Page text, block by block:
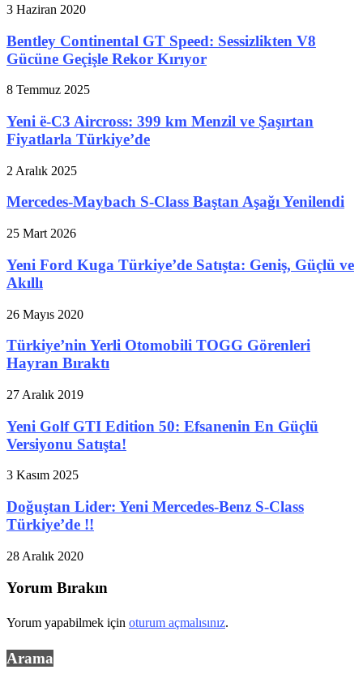
3 Haziran 2020
Bentley Continental GT Speed: Sessizlikten V8
Gücüne Geçişle Rekor Kırıyor
8 Temmuz 2025
Yeni ë-C3 Aircross: 399 km Menzil ve Şaşırtan
Fiyatlarla Türkiye’de
2 Aralık 2025
Mercedes-Maybach S-Class Baştan Aşağı Yenilendi
25 Mart 2026
Yeni Ford Kuga Türkiye’de Satışta: Geniş, Güçlü ve
Akıllı
26 Mayıs 2020
Türkiye’nin Yerli Otomobili TOGG Görenleri
Hayran Bıraktı
27 Aralık 2019
Yeni Golf GTI Edition 50: Efsanenin En Güçlü
Versiyonu Satışta!
3 Kasım 2025
Doğuştan Lider: Yeni Mercedes-Benz S-Class
Türkiye’de !!
28 Aralık 2020
Yorum Bırakın
Yorum yapabilmek için oturum açmalısınız.
Arama